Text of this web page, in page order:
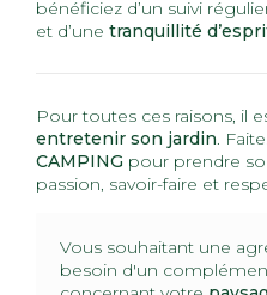
bénéficiez d’un suivi
et d’une tranquillité
Pour toutes ces raisons, il
entretenir son jardin .
CAMPING pour prendre
passion, savoir-faire et
Vous souhaitant une
besoin d'un